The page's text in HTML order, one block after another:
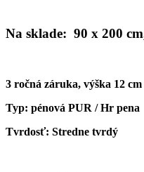
Na sklade: 90 x 200
3 ročná záruka, výška 12 cm
Typ: pénová PUR / Hr pena
Tvrdosť: Stredne tvrdý